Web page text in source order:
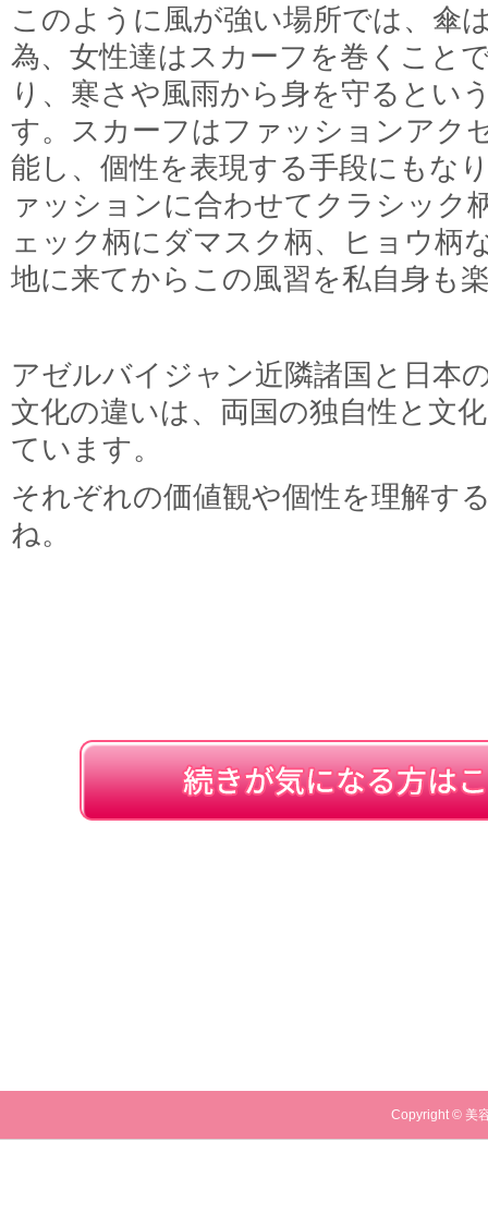
このように風が強い場所では、傘
為、女性達はスカーフを巻くこと
り、寒さや風雨から身を守るとい
す。スカーフはファッションアク
能し、個性を表現する手段にもな
ァッションに合わせてクラシック
ェック柄にダマスク柄、ヒョウ柄
地に来てからこの風習を私自身も
アゼルバイジャン近隣諸国と日本
文化の違いは、両国の独自性と文
ています。
それぞれの価値観や個性を理解す
ね。
Copyright © 美